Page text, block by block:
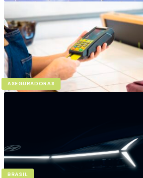
ASEGURADORAS
BRASIL